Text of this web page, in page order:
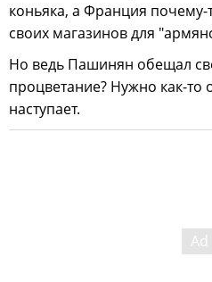
коньяка, а Франция почему-
своих магазинов для
Но ведь Пашинян обещал
процветание? Нужно как-
наступает.